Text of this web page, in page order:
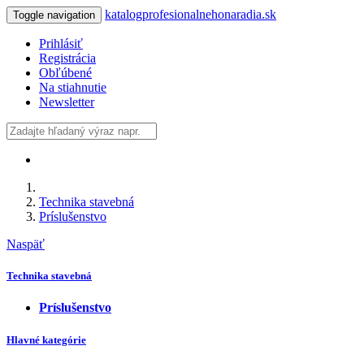
Toggle navigation katalogprofesionalnehonaradia.sk
Prihlásiť
Registrácia
Obľúbené
Na stiahnutie
Newsletter
Technika stavebná
Príslušenstvo
Naspäť
Technika stavebná
Príslušenstvo
Hlavné kategórie